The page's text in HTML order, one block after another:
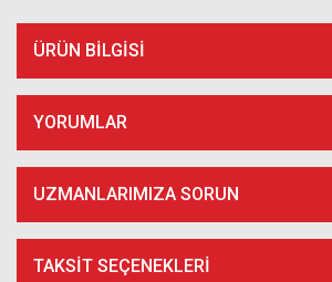
ÜRÜN BILGISI
YORUMLAR
UZMANLARIMIZA SORUN
TAKSIT SEÇENEKLERI